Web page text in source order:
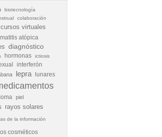
biotecnología
colaboración
cursos virtuales
atópica
diagnóstico
hormonas ictiosis
interferón
lepra
lunares
piel
rayos solares
de la información
cosméticos